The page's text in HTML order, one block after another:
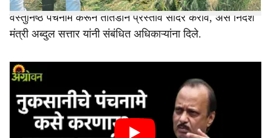
वस्तुनिष्ठ पंचनामे करून तातडीने प्रस्ताव सादर करावे, असे निर्देश
मंत्री अब्दुल सत्तार यांनी संबंधित अधिकाऱ्यांना दिले.